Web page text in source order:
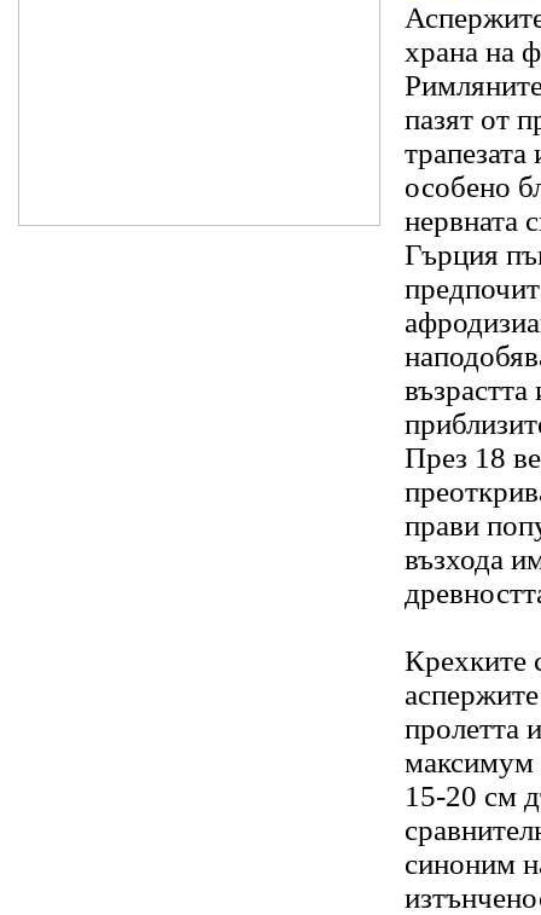
храна на
пазят от
трапезата
особено
нервната
Гърция
възрастта
През 18
прави
възхода
Крехките
пролетта
максимум
15-20 см
синоним